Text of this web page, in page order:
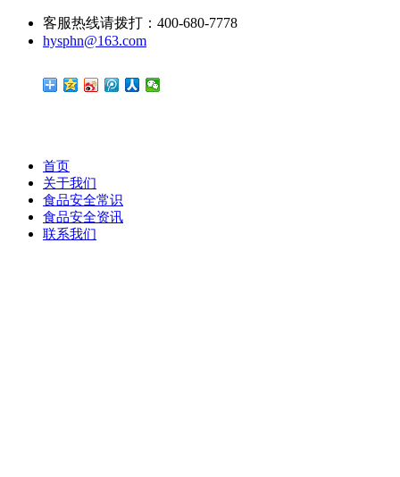
客服热线请拨打：400-680-7778
hysphn@163.com
首页
关于我们
食品安全常识
食品安全资讯
联系我们